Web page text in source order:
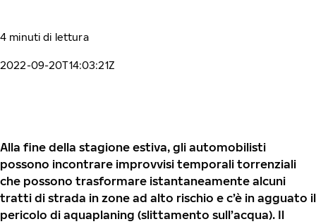
4 minuti di lettura
2022-09-20T14:03:21Z
Alla fine della stagione estiva, gli automobilisti
possono incontrare improvvisi temporali torrenziali
che possono trasformare istantaneamente alcuni
tratti di strada in zone ad alto rischio e c’è in agguato il
pericolo di aquaplaning (slittamento sull’acqua). Il